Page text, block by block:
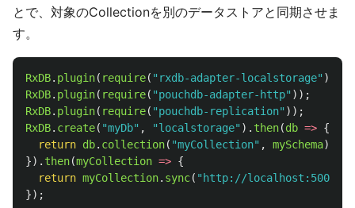
とで、対象のCollectionを別のデータストアと同期させま
す。
RxDB. plugin( require( " rxdb-adapter-localstorage" ));
RxDB. plugin( require( "pouchdb-adapter-http" ));
RxDB. plugin( require( "pouchdb-replication" ));
RxDB. create( "myDb" , "localstorage" ). then(db => {
return db. collection( "myCollection" , mySchema);
}). then(myCollection => {
return myCollection. sync( " http://localhost:5000/
});